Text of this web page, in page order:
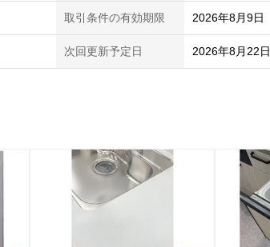
取引条件の有効期限 2026年8月9日
次回更新予定日 2026年8月22日